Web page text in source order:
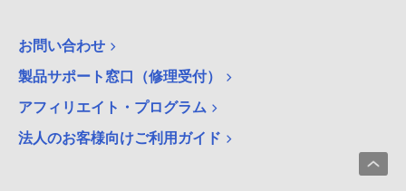
お問い合わせ
製品サポート窓口（修理受付）
アフィリエイト・プログラム
法人のお客様向けご利用ガイド